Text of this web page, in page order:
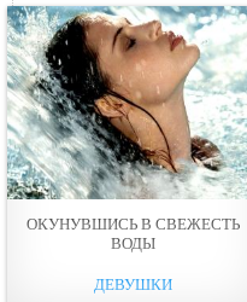
ОКУНУВШИСЬ В СВЕЖЕСТЬ
ВОДЫ
ДЕВУШКИ